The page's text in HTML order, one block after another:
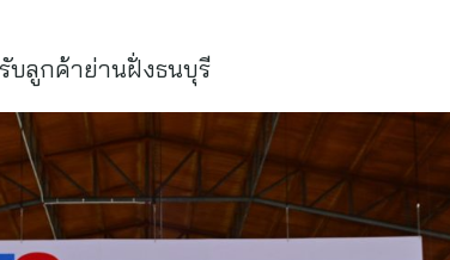
บลูกค้าย่านฝั่งธนบุรี